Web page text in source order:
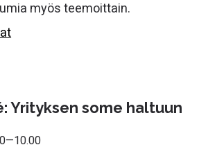
myös teemoittain.
Yrityksen some haltuun